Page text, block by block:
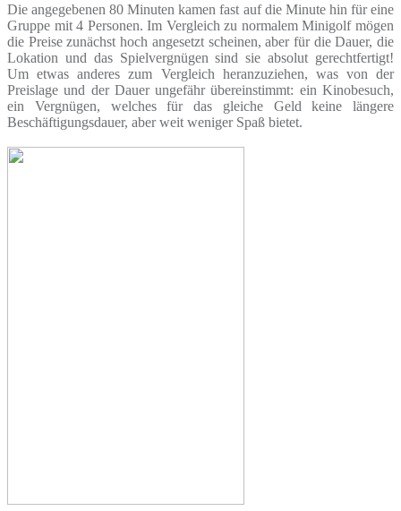
Die angegebenen 80 Minuten kamen fast auf die Minute hin für eine
Gruppe mit 4 Personen. Im Vergleich zu normalem Minigolf mögen
die Preise zunächst hoch angesetzt scheinen, aber für die Dauer, die
Lokation und das Spielvergnügen sind sie absolut gerechtfertigt!
Um etwas anderes zum Vergleich heranzuziehen, was von der
Preislage und der Dauer ungefähr übereinstimmt: ein Kinobesuch,
ein Vergnügen, welches für das gleiche Geld keine längere
Beschäftigungsdauer, aber weit weniger Spaß bietet.